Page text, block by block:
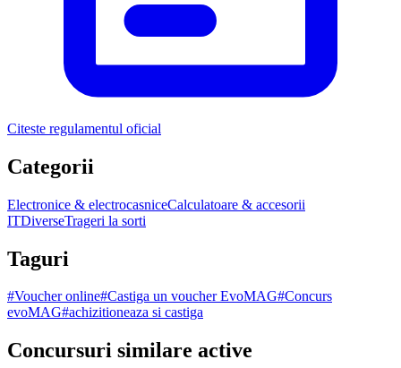
Citeste regulamentul oficial
Categorii
Electronice & electrocasniceCalculatoare & accesorii
ITDiverseTrageri la sorti
Taguri
#Voucher online#Castiga un voucher EvoMAG#Concurs
evoMAG#achizitioneaza si castiga
Concursuri similare active